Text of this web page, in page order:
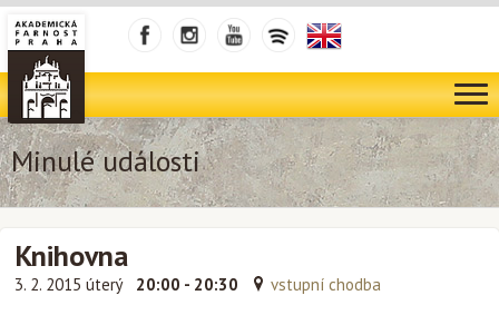
Minulé události
Knihovna
3. 2. 2015 úterý 20:00 - 20:30 vstupní chodba